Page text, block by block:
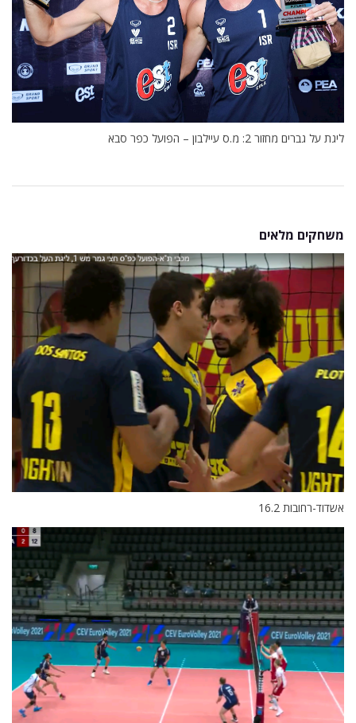
ליגת על גברים מחזור 2: מ.ס עיילבון – הפועל כפר סבא
משחקים מלאים
אשדוד-רחובות 16.2